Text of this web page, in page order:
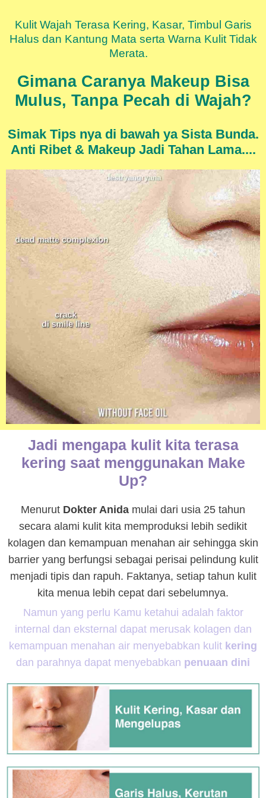
Kulit Wajah Terasa Kering, Kasar, Timbul Garis
Halus dan Kantung Mata serta Warna Kulit Tidak
Merata.
Gimana Caranya Makeup Bisa
Mulus, Tanpa Pecah di Wajah?
Simak Tips nya di bawah ya Sista Bunda.
Anti Ribet & Makeup Jadi Tahan Lama....
Jadi mengapa kulit kita terasa
kering saat menggunakan Make
Up?
Menurut Dokter Anida mulai dari usia 25 tahun
secara alami kulit kita memproduksi lebih sedikit
kolagen dan kemampuan menahan air sehingga skin
barrier yang berfungsi sebagai perisai pelindung kulit
menjadi tipis dan rapuh. Faktanya, setiap tahun kulit
kita menua lebih cepat dari sebelumnya.
Namun yang perlu Kamu ketahui adalah faktor
internal dan eksternal dapat merusak kolagen dan
kemampuan menahan air menyebabkan kulit kering
dan parahnya dapat menyebabkan penuaan dini